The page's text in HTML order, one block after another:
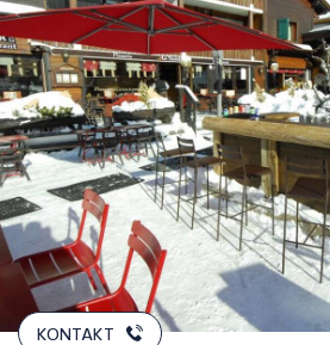
KONTAKT